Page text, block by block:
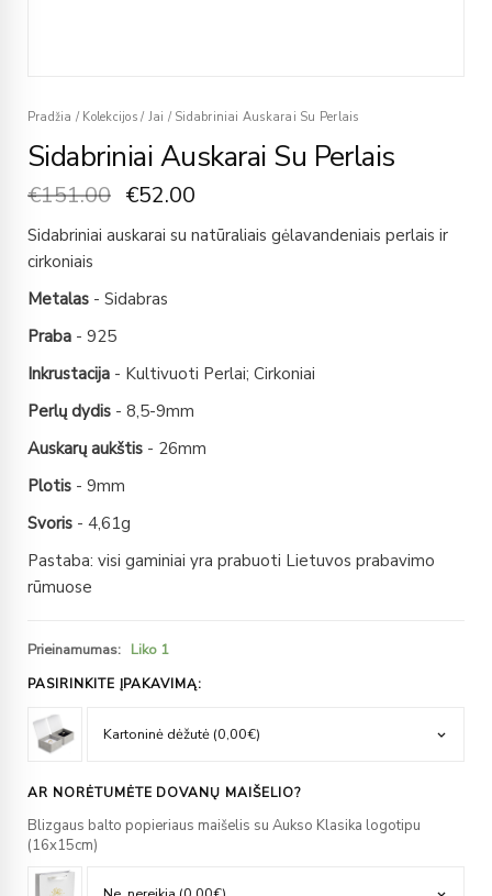
Pradžia / Kolekcijos / Jai /Sidabriniai Auskarai Su Perlais
Sidabriniai Auskarai Su Perlais
€151.00 €52.00
Sidabriniai auskarai su natūraliais gėlavandeniais perlais ir
cirkoniais
Metalas - Sidabras
Praba - 925
Inkrustacija - Kultivuoti Perlai; Cirkoniai
Perlų dydis - 8,5-9mm
Auskarų aukštis - 26mm
Plotis - 9mm
Svoris - 4,61g
Pastaba: visi gaminiai yra prabuoti Lietuvos prabavimo
rūmuose
Prieinamumas: Liko 1
PASIRINKITE ĮPAKAVIMĄ:
AR NORĖTUMĖTE DOVANŲ MAIŠELIO?
Blizgaus balto popieriaus maišelis su Aukso Klasika logotipu
(16x15cm)